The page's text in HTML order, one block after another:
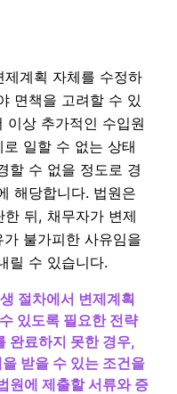
계획 자체를 수정하
면책을 고려할 수 있
이상 추가적인 수입원
일할 수 없는 상태
할 수 없을 정도로 경
해당합니다. 법원은
뒤, 채무자가 변제
불가피한 사유임을
릴 수 있습니다.
절차에서 변제계획
있도록 필요한 전략
완료하지 못한 경우,
받을 수 있는 조건을
원에 제출할 서류와 증